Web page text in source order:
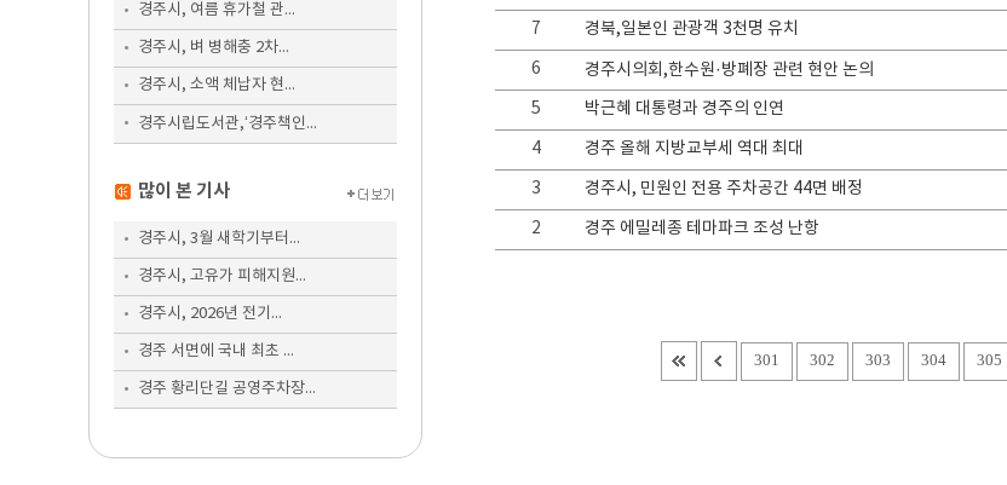
경주시, 여름 휴가철 관...
경주시, 벼 병해충 2차...
경주시, 소액 체납자 현...
경주시립도서관,‘경주책인...
많이 본 기사
경주시, 3월 새학기부터...
경주시, 고유가 피해지원...
경주시, 2026년 전기...
경주 서면에 국내 최초 ...
경주 황리단길 공영주차장...
7 경북,일본인 관광객 3천명 유치
6 경주시의회,한수원·방폐장 관련 현안 논의
5 박근혜 대통령과 경주의 인연
4 경주 올해 지방교부세 역대 최대
3 경주시, 민원인 전용 주차공간 44면 배정
2 경주 에밀레종 테마파크 조성 난항
301 302 303 304 305